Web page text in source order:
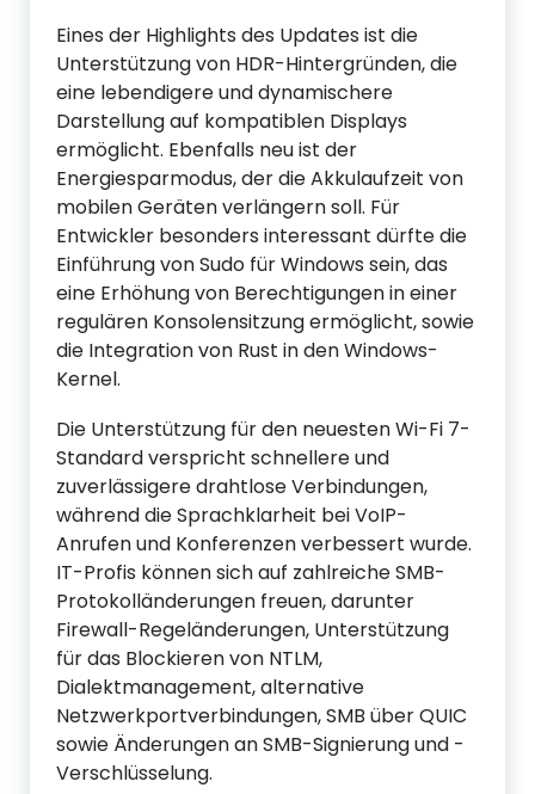
Eines der Highlights des Updates ist die
Unterstützung von HDR-Hintergründen, die
eine lebendigere und dynamischere
Darstellung auf kompatiblen Displays
ermöglicht. Ebenfalls neu ist der
Energiesparmodus, der die Akkulaufzeit von
mobilen Geräten verlängern soll. Für
Entwickler besonders interessant dürfte die
Einführung von Sudo für Windows sein, das
eine Erhöhung von Berechtigungen in einer
regulären Konsolensitzung ermöglicht, sowie
die Integration von Rust in den Windows-
Kernel.
Die Unterstützung für den neuesten Wi-Fi 7-
Standard verspricht schnellere und
zuverlässigere drahtlose Verbindungen,
während die Sprachklarheit bei VoIP-
Anrufen und Konferenzen verbessert wurde.
IT-Profis können sich auf zahlreiche SMB-
Protokolländerungen freuen, darunter
Firewall-Regeländerungen, Unterstützung
für das Blockieren von NTLM,
Dialektmanagement, alternative
Netzwerkportverbindungen, SMB über QUIC
sowie Änderungen an SMB-Signierung und -
Verschlüsselung.